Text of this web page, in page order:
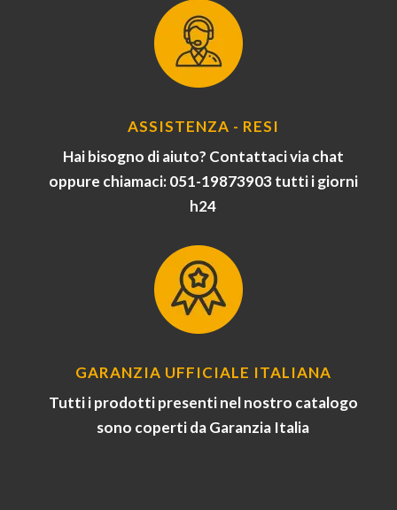
ASSISTENZA - RESI
Hai bisogno di aiuto? Contattaci via chat
oppure chiamaci: 051-19873903 tutti i giorni
h24
GARANZIA UFFICIALE ITALIANA
Tutti i prodotti presenti nel nostro catalogo
sono coperti da Garanzia Italia